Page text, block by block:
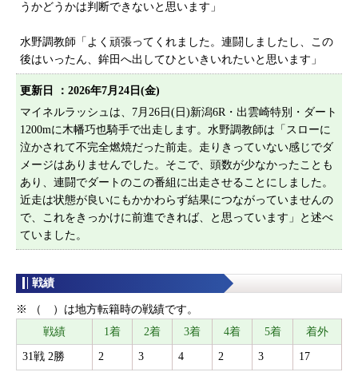
うかどうかは判断できないと思います」
水野調教師「よく頑張ってくれました。連闘しましたし、この
後はいったん、鉾田へ出してひといきいれたいと思います」
更新日 ： 2026年7月24日(金)
マイネルラッシュは、7月26日(日)新潟6R・出雲崎特別・ダート
1200mに木幡巧也騎手で出走します。水野調教師は「スローに
泣かされて不完全燃焼だった前走。走りきっていない感じでダ
メージはありませんでした。そこで、頭数が少なかったことも
あり、連闘でダートのこの番組に出走させることにしました。
近走は状態が良いにもかかわらず結果につながっていませんの
で、これをきっかけに前進できれば、と思っています」と述べ
ていました。
戦績
※ （ ）は地方転籍時の戦績です。
戦績
1着 2着 3着 4着 5着 着外
31戦 2勝 2 3 4 2 3 17